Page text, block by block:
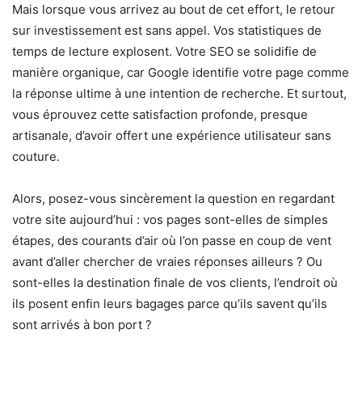
Mais lorsque vous arrivez au bout de cet effort, le retour
sur investissement est sans appel. Vos statistiques de
temps de lecture explosent. Votre SEO se solidifie de
manière organique, car Google identifie votre page comme
la réponse ultime à une intention de recherche. Et surtout,
vous éprouvez cette satisfaction profonde, presque
artisanale, d’avoir offert une expérience utilisateur sans
couture.
Alors, posez-vous sincèrement la question en regardant
votre site aujourd’hui : vos pages sont-elles de simples
étapes, des courants d’air où l’on passe en coup de vent
avant d’aller chercher de vraies réponses ailleurs ? Ou
sont-elles la destination finale de vos clients, l’endroit où
ils posent enfin leurs bagages parce qu’ils savent qu’ils
sont arrivés à bon port ?